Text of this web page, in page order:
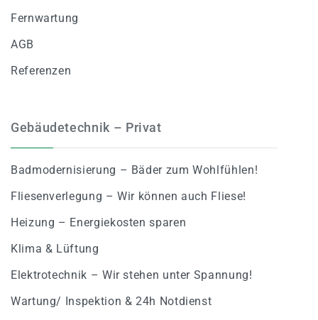
Fernwartung
AGB
Referenzen
Gebäudetechnik – Privat
Badmodernisierung – Bäder zum Wohlfühlen!
Fliesenverlegung – Wir können auch Fliese!
Heizung – Energiekosten sparen
Klima & Lüftung
Elektrotechnik – Wir stehen unter Spannung!
Wartung/ Inspektion & 24h Notdienst